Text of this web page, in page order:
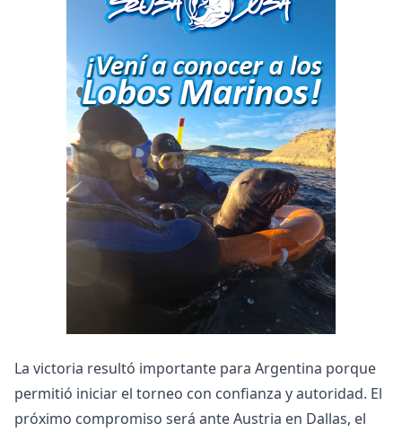
La victoria resultó importante para Argentina porque
permitió iniciar el torneo con confianza y autoridad. El
próximo compromiso será ante Austria en Dallas, el